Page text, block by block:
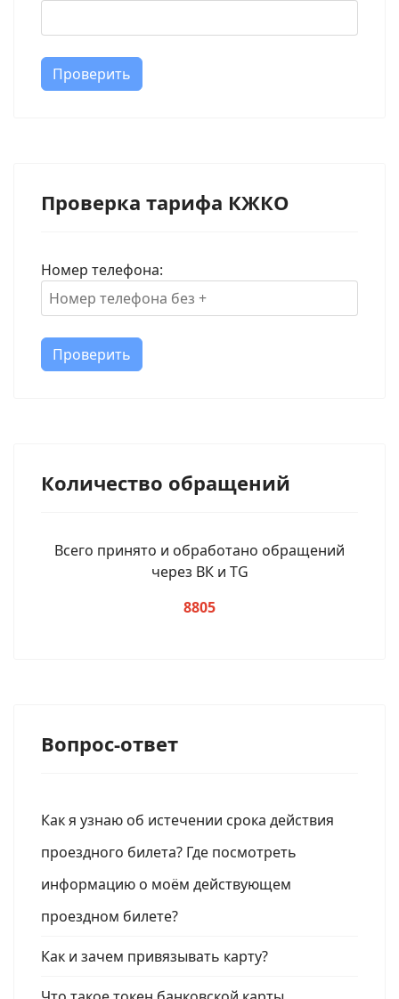
Проверить
Проверка тарифа КЖКО
Номер телефона:
Проверить
Количество обращений
Всего принято и обработано обращений
через ВК и TG
8805
Вопрос-ответ
Как я узнаю об истечении срока действия
проездного билета? Где посмотреть
информацию о моём действующем
проездном билете?
Как и зачем привязывать карту?